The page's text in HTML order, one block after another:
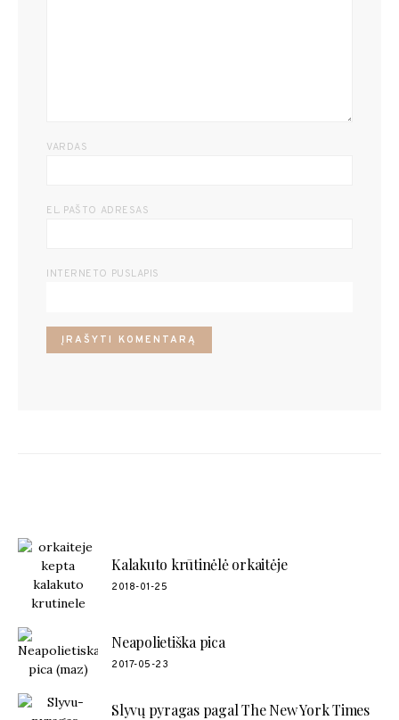
VARDAS
EL. PAŠTO ADRESAS
INTERNETO PUSLAPIS
Kalakuto krūtinėlė orkaitėje
2018-01-25
Neapolietiška pica
2017-05-23
Slyvų pyragas pagal The New York Times